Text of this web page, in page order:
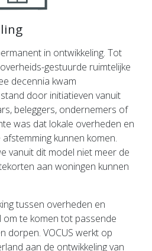
in ontwikkeling. Tot
gestuurde ruimtelijke
decennia kwam
door initiatieven vanuit
beleggers, ondernemers of
was dat lokale overheden en
kunnen komen.
vanuit dit model niet meer de
aan woningen kunnen
tussen overheden en
te komen tot passende
dorpen. VOCUS werkt op
aan de ontwikkeling van